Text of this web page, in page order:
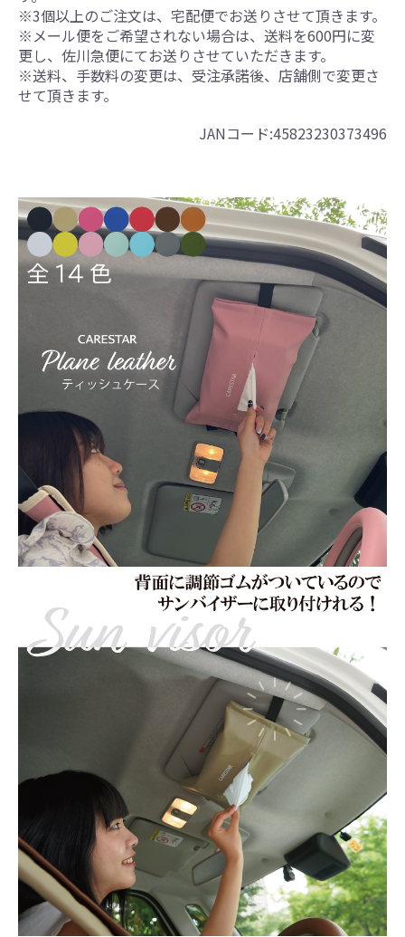
※3個以上のご注文は、宅配便でお送りさせて頂きます。
※メール便をご希望されない場合は、送料を600円に変
更し、佐川急便にてお送りさせていただきます。
※送料、手数料の変更は、受注承諾後、店舗側で変更さ
せて頂きます。
JANコード:45823230373496